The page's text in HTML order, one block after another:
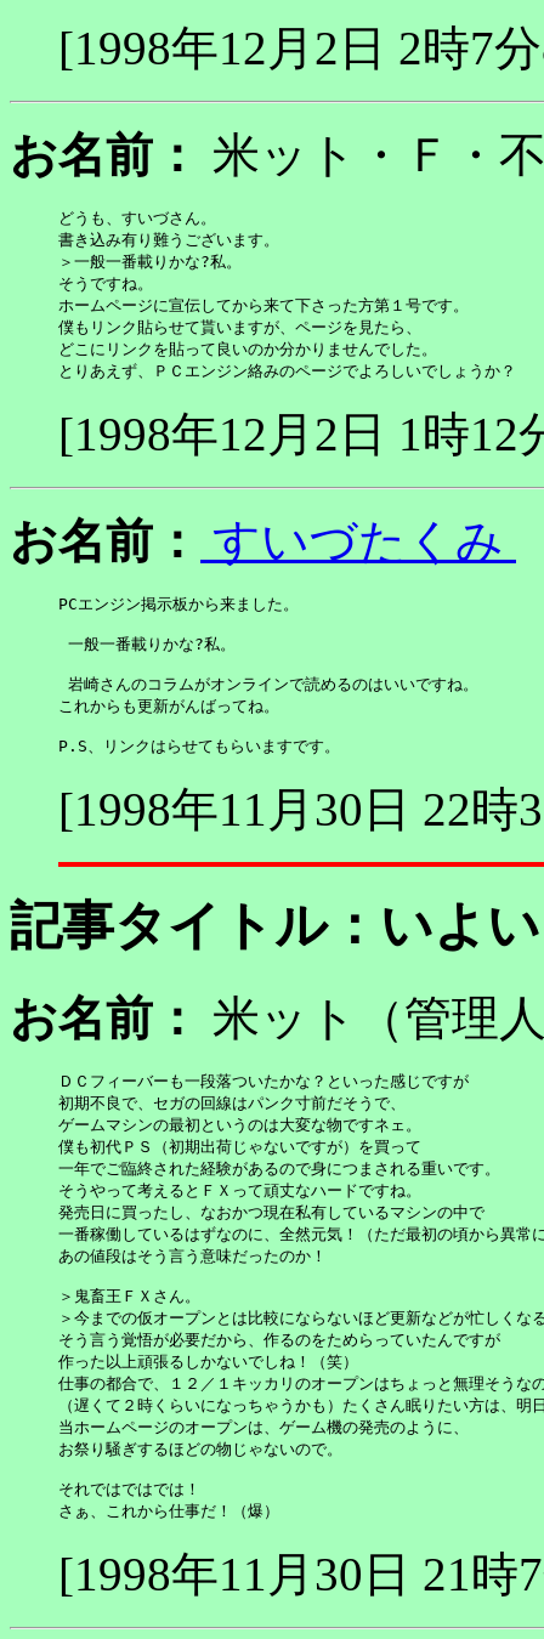
[1998年12月2日 2時7
お名前： 米ット・Ｆ
どうも、すいづさん。
書き込み有り難うございます。
＞一般一番載りかな?私。
そうですね。
ホームページに宣伝してから来て下さった方第１号です。
僕もリンク貼らせて貰いますが、ページを見たら、
どこにリンクを貼って良いのか分かりませんでした。
とりあえず、ＰＣエンジン絡みのページでよろしいでしょうか？
[1998年12月2日 1時12
お名前： すいづたくみ
PCエンジン掲示板から来ました。
一般一番載りかな?私。
岩崎さんのコラムがオンラインで読めるのはいいですね。
これからも更新がんばってね。
P.S、リンクはらせてもらいますです。
[1998年11月30日 22時
記事タイトル： いよ
お名前： 米ット（管
ＤＣフィーバーも一段落ついたかな？といった感じですが
初期不良で、セガの回線はパンク寸前だそうで、
ゲームマシンの最初というのは大変な物ですネェ。
僕も初代ＰＳ（初期出荷じゃないですが）を買って
一年でご臨終された経験があるので身につまされる重いです。
そうやって考えるとＦＸって頑丈なハードですね。
発売日に買ったし、なおかつ現在私有しているマシンの中で
一番稼働しているはずなのに、全然元気！（ただ最初の頃から異常
あの値段はそう言う意味だったのか！
＞鬼畜王ＦＸさん。
＞今までの仮オープンとは比較にならないほど更新などが忙しくな
そう言う覚悟が必要だから、作るのをためらっていたんですが
作った以上頑張るしかないでしね！（笑）
仕事の都合で、１２／１キッカリのオープンはちょっと無理そうな
（遅くて２時くらいになっちゃうかも）たくさん眠りたい方は、明
当ホームページのオープンは、ゲーム機の発売のように、
お祭り騒ぎするほどの物じゃないので。
それではではでは！
さぁ、これから仕事だ！（爆）
[1998年11月30日 21時